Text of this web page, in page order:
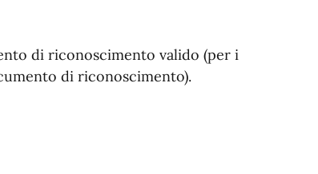
di riconoscimento valido (per i
di riconoscimento).